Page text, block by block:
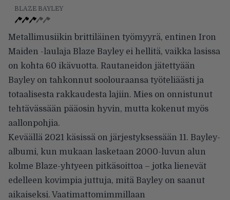
BLAZE BAYLEY
Metallimusiikin brittiläinen työmyyrä, entinen Iron
Maiden -laulaja Blaze Bayley ei hellitä, vaikka lasissa
on kohta 60 ikävuotta. Rautaneidon jätettyään
Bayley on tahkonnut soolouraansa työteliäästi ja
totaalisesta rakkaudesta lajiin. Mies on onnistunut
tehtävässään pääosin hyvin, mutta kokenut myös
aallonpohjia.
Keväällä 2021 käsissä on järjestyksessään 11. Bayley-
albumi, kun mukaan lasketaan 2000-luvun alun
kolme Blaze-yhtyeen pitkäsoittoa – jotka lienevät
edelleen kovimpia juttuja, mitä Bayley on saanut
aikaiseksi. Vaatimattomimmillaan